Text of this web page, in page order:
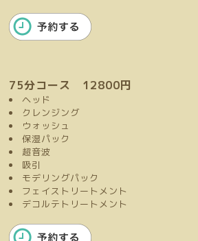
75分コース 12800円
ヘッド
クレンジング
ウォッシュ
保湿パック
超音波
吸引
モデリングパック
フェイストリートメント
デコルテトリートメント